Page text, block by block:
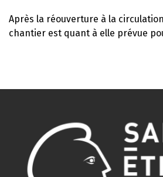
Après la réouverture à la
chantier est quant à elle prévue